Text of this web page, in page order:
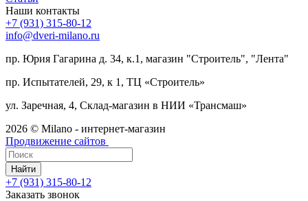
Наши контакты
+7 (931) 315-80-12
info@dveri-milano.ru
пр. Юрия Гагарина д. 34, к.1, магазин "Строитель", "Лента"
пр. Испытателей, 29, к 1, ТЦ «Строитель»
ул. Заречная, 4, Склад-магазин в НИИ «Трансмаш»
2026 © Milano - интернет-магазин
Продвижение сайтов
Найти
+7 (931) 315-80-12
Заказать звонок